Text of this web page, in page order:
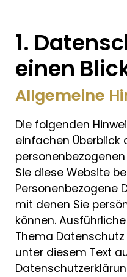
1.
einen
Allgemeine
Die folgenden
einfachen Überblick
Sie diese Website
Personenbezogene
mit denen Sie
können.
Thema
unter diesem Text